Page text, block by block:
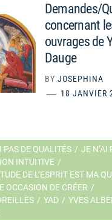
Demandes/
concernant
ouvrages de
Dauge
BY JOSEPHINA
18 JANVIER
PAS DE QUALITÉS / JE N’AI
INTUITIVE /
DE L’ESPRIT EST MA
OCCASION DE CRÉER /
/ YAD / YVES